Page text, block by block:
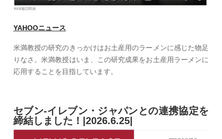
YAHOOニュース
米満教授の研究のきっかけはお土産用のラーメンに感じた物足
りなさ。米満教授はいま、この研究成果をお土産用ラーメンに
応用することを目指しています。
セブン-イレブン・ジャパンとの連携協定を
締結しました！|2026.6.25|